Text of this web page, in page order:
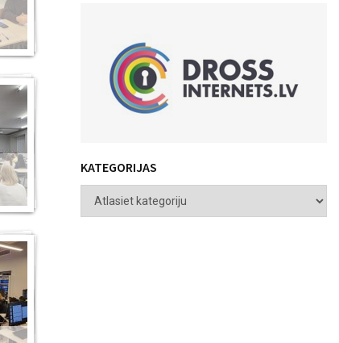
KATEGORIJAS